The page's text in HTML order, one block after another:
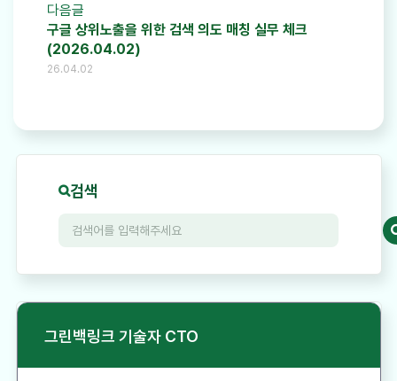
다음글
구글 상위노출을 위한 검색 의도 매칭 실무 체크
(2026.04.02)
26.04.02
검색
그린백링크 기술자 CTO